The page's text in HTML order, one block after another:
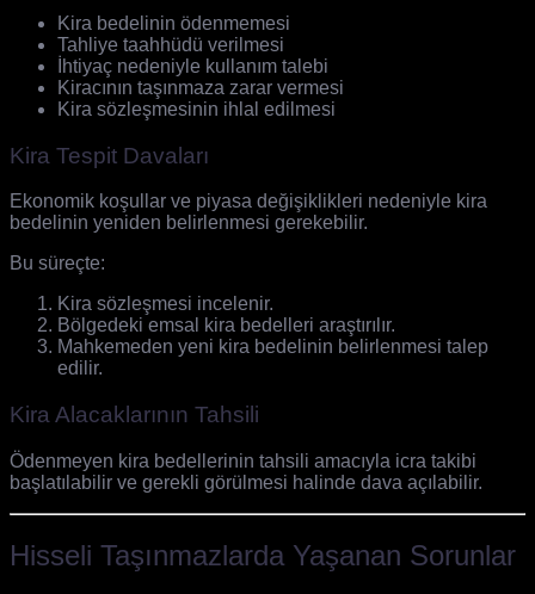
Kira bedelinin ödenmemesi
Tahliye taahhüdü verilmesi
İhtiyaç nedeniyle kullanım talebi
Kiracının taşınmaza zarar vermesi
Kira sözleşmesinin ihlal edilmesi
Kira Tespit Davaları
Ekonomik koşullar ve piyasa değişiklikleri nedeniyle kira
bedelinin yeniden belirlenmesi gerekebilir.
Bu süreçte:
Kira sözleşmesi incelenir.
Bölgedeki emsal kira bedelleri araştırılır.
Mahkemeden yeni kira bedelinin belirlenmesi talep
edilir.
Kira Alacaklarının Tahsili
Ödenmeyen kira bedellerinin tahsili amacıyla icra takibi
başlatılabilir ve gerekli görülmesi halinde dava açılabilir.
Hisseli Taşınmazlarda Yaşanan Sorunlar